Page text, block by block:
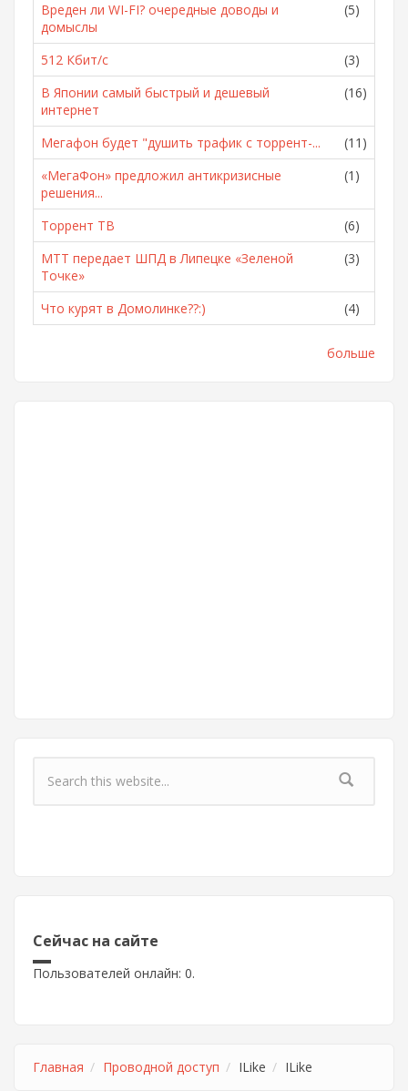
Вреден ли WI-FI? очередные доводы и
домыслы
(5)
512 Кбит/с
(3)
В Японии самый быстрый и дешевый
интернет
(16)
Мегафон будет "душить трафик с торрент-...
(11)
«МегаФон» предложил антикризисные
решения...
(1)
Торрент ТВ
(6)
МТТ передает ШПД в Липецке «Зеленой
Точке»
(3)
Что курят в Домолинке??:) (4)
больше
Форма поиска
Сейчас на сайте
Пользователей онлайн: 0.
Главная Проводной доступ ILike ILike